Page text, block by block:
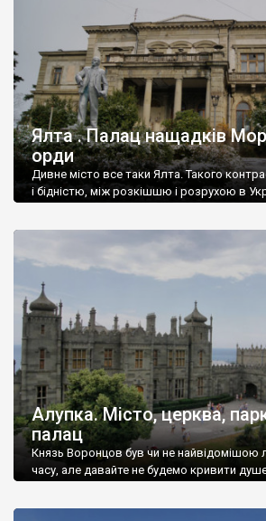
Ялта . Палац нащадків
орди
Дивне місто все таки Ялта. Такого
і бідністю, між розкішшю і розрухою в
Алупка. Місто, церква,
палац
Князь Воронцов був чи не
часу, але давайте не будемо кривити